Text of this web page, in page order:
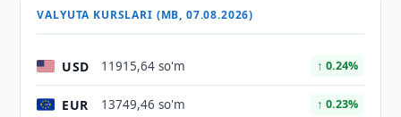
VALYUTA KURSLARI (MB, 07.08.2026)
USD 11915,64 so'm ↑ 0.24%
EUR 13749,46 so'm ↑ 0.23%